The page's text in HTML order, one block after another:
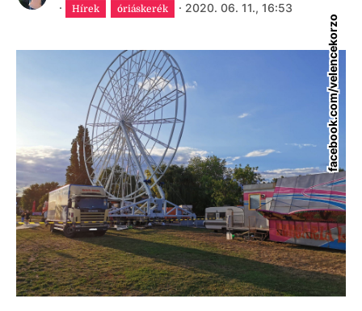
·
Hírek óriáskerék · 2020. 06. 11., 16:53
facebook.com/velencekorzo